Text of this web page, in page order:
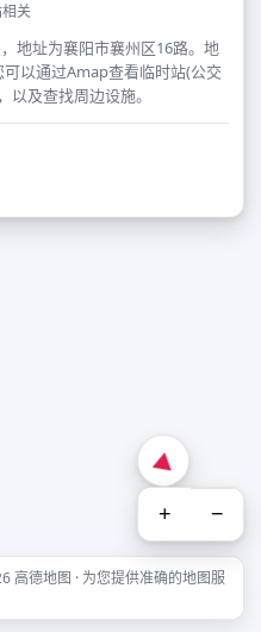
关
地址为襄阳市襄州区16路。地
以通过Amap查看临时站(公交
及查找周边设施。
+ −
高德地图 · 为您提供准确的地图服